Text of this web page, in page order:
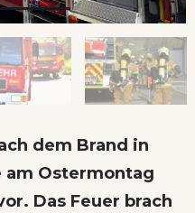
dem Brand in
am Ostermontag
Das Feuer brach